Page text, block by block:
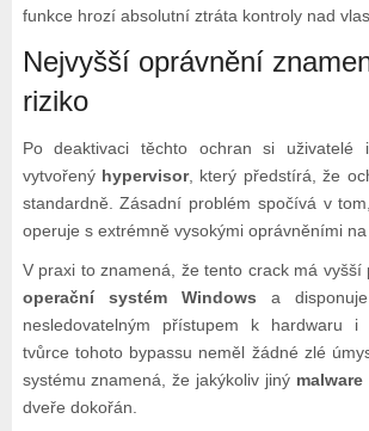
funkce hrozí absolutní ztráta kontroly nad
Nejvyšší oprávnění
riziko
Po deaktivaci těchto ochran si uživatelé
vytvořený hypervisor, který předstírá, že
standardně. Zásadní problém spočívá v
operuje s extrémně vysokými oprávněními
V praxi to znamená, že tento crack má vyšší
operační systém Windows a
nesledovatelným přístupem k hardwaru
tvůrce tohoto bypassu neměl žádné zlé
systému znamená, že jakýkoliv jiný malware
dveře dokořán.